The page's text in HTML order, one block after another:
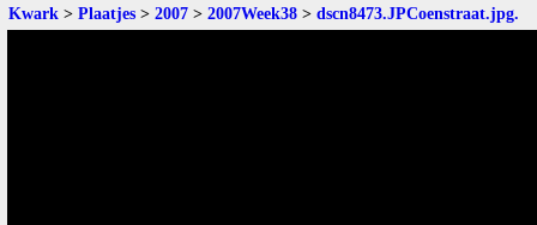
Kwark > Plaatjes > 2007 > 2007Week38 > dscn8473.JPCoenstraat.jpg.